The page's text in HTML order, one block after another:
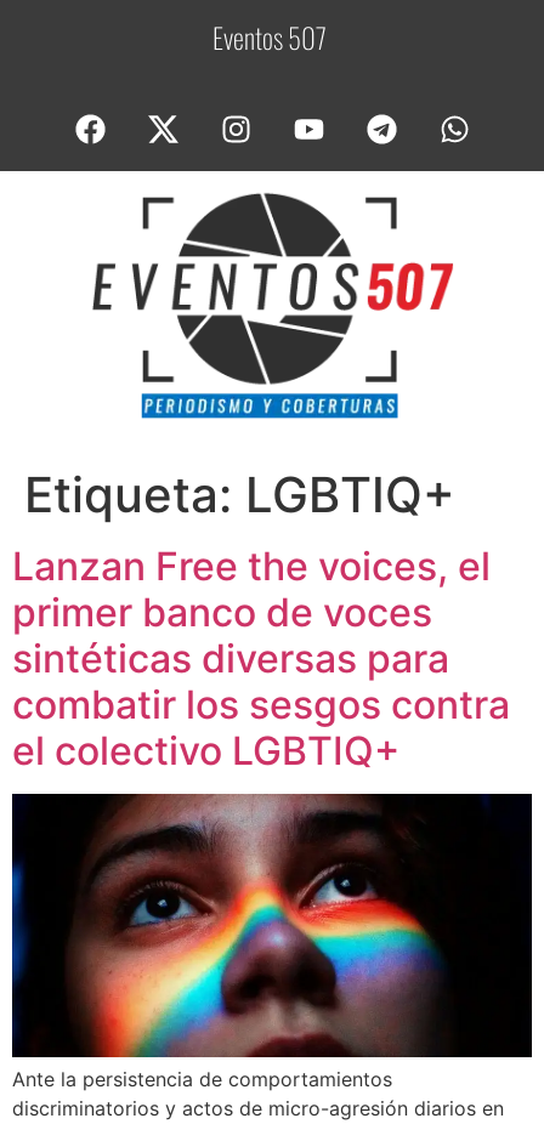
Eventos 507C
Etiqueta: LGBTIQ+
Lanzan Free the voices, el
primer banco de voces
sintéticas diversas para
combatir los sesgos contra
el colectivo LGBTIQ+
Ante la persistencia de comportamientos
discriminatorios y actos de micro-agresión diarios en